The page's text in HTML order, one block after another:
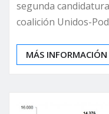
segunda
coalición Unidos-
MÁS INFORMACIÓN